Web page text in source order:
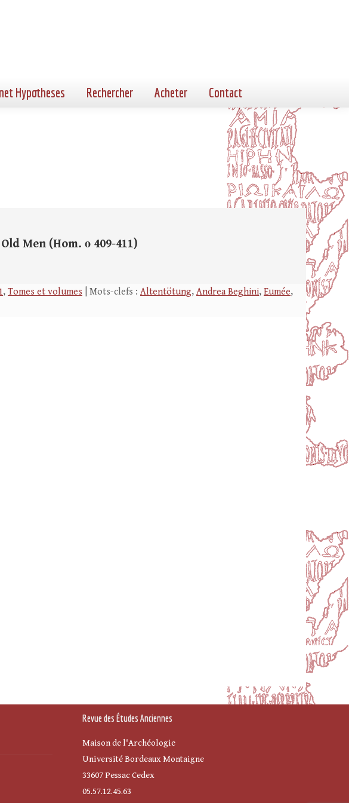
Hypotheses Rechercher Acheter Contact
Men (Hom. ο 409-411)
, Tomes et volumes | Mots-clefs : Altentötung, Andrea Beghini, Eumée,
Revue des Études Anciennes
Maison de l'Archéologie
Université Bordeaux Montaigne
33607 Pessac Cedex
05.57.12.45.63